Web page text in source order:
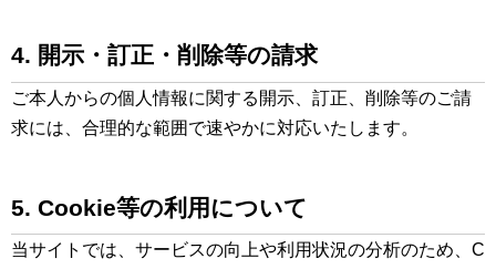
4. 開示・訂正・削除等の請求
ご本人からの個人情報に関する開示、訂正、削除等のご請
求には、合理的な範囲で速やかに対応いたします。
5. Cookie等の利用について
当サイトでは、サービスの向上や利用状況の分析のため、C